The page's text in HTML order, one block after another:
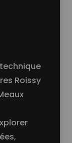
Roissy